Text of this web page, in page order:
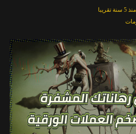
منذ 5 سنة تقريبا